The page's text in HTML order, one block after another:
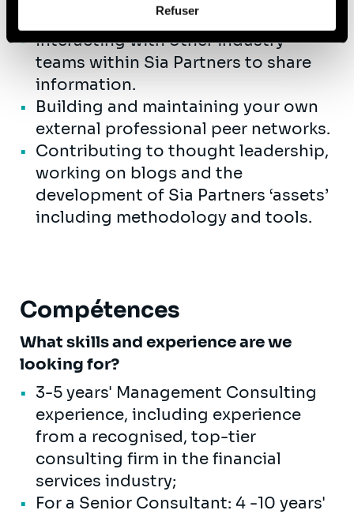
vous pouvez nous contacter et comment nous traitons
Politique de protection des données à caractère
Refuser
senior members of the organisation.
Interacting with other industry
teams within Sia Partners to share
information.
Building and maintaining your own
external professional peer networks.
Contributing to thought leadership,
working on blogs and the
development of Sia Partners ‘assets’
including methodology and tools.
Compétences
What skills and experience are we
looking for?
3-5 years' Management Consulting
experience, including experience
from a recognised, top-tier
consulting firm in the financial
services industry;
For a Senior Consultant: 4 -10 years'